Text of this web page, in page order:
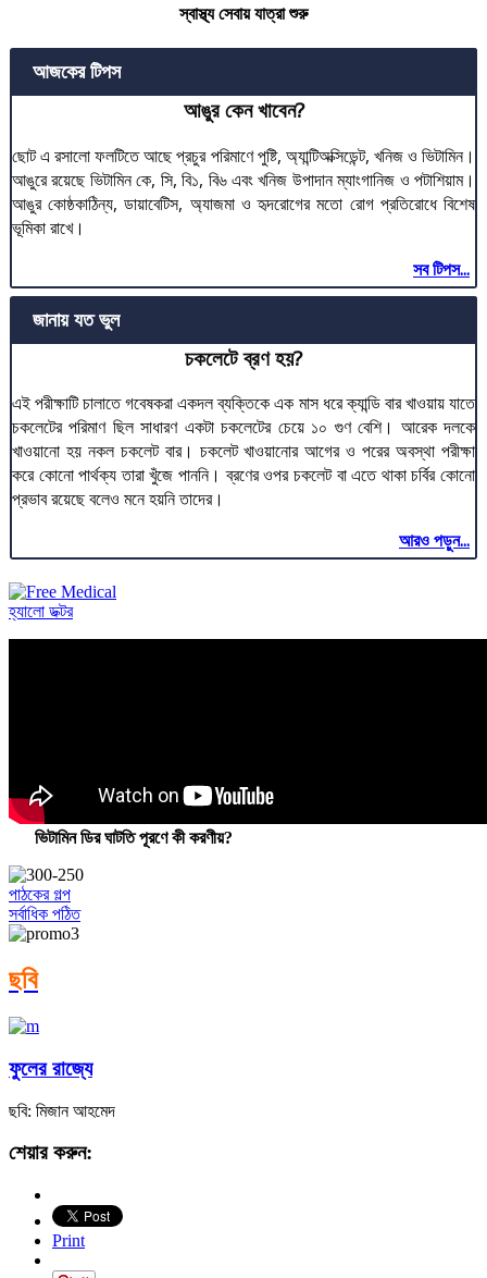
স্বাস্থ্য সেবায় যাত্রা শুরু
আজকের টিপস
আঙুর কেন খাবেন?
ছোট এ রসালো ফলটিতে আছে প্রচুর পরিমাণে পুষ্টি, অ্যান্টিঅক্সিডেন্ট, খনিজ ও ভিটামিন।
আঙুরে রয়েছে ভিটামিন কে, সি, বি১, বি৬ এবং খনিজ উপাদান ম্যাংগানিজ ও পটাশিয়াম।
আঙুর কোষ্ঠকাঠিন্য, ডায়াবেটিস, অ্যাজমা ও হৃদরোগের মতো রোগ প্রতিরোধে বিশেষ
ভূমিকা রাখে।
সব টিপস...
জানায় যত ভুল
চকলেটে ব্রণ হয়?
এই পরীক্ষাটি চালাতে গবেষকরা একদল ব্যক্তিকে এক মাস ধরে ক্যান্ডি বার খাওয়ায় যাতে
চকলেটের পরিমাণ ছিল সাধারণ একটা চকলেটের চেয়ে ১০ গুণ বেশি। আরেক দলকে
খাওয়ানো হয় নকল চকলেট বার। চকলেট খাওয়ানোর আগের ও পরের অবস্থা পরীক্ষা
করে কোনো পার্থক্য তারা খুঁজে পাননি। ব্রণের ওপর চকলেট বা এতে থাকা চর্বির কোনো
প্রভাব রয়েছে বলেও মনে হয়নি তাদের।
আরও পড়ুন...
হ্যালো ডক্টর
ভিটামিন ডির ঘাটতি পূরণে কী করণীয়?
পাঠকের গল্প
সর্বাধিক পঠিত
ছবি
ফুলের রাজ্যে
ছবি: মিজান আহমেদ
শেয়ার করুন:
Print